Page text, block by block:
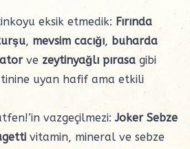
eksik etmedik: Fırında
, mevsim cacığı, buharda
ve zeytinyağlı pırasa gibi
uyan hafif ama etkili
’in vazgeçilmezi:Joker Sebze
vitamin, mineral ve sebze